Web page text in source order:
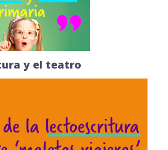
y el teatro